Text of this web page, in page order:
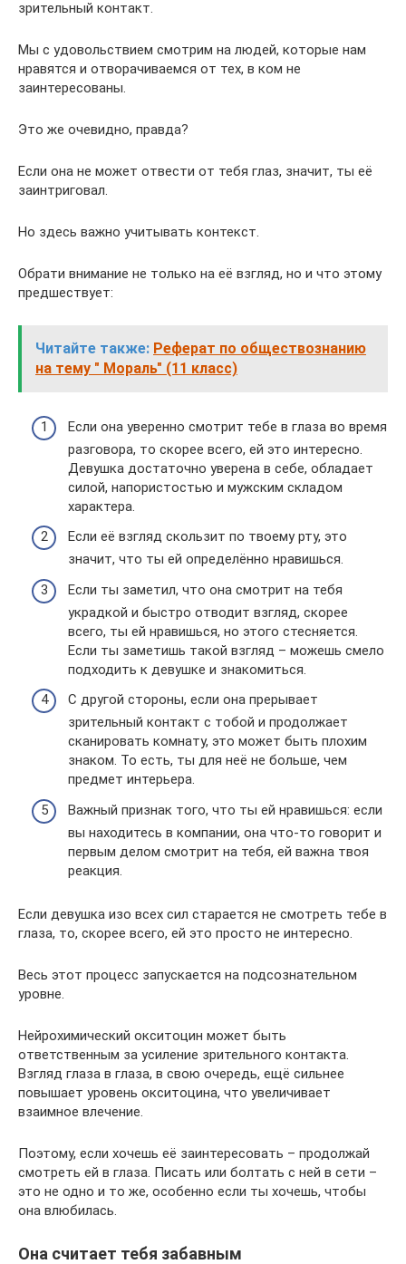
зрительный контакт.
Мы с удовольствием смотрим на людей, которые нам
нравятся и отворачиваемся от тех, в ком не
заинтересованы.
Это же очевидно, правда?
Если она не может отвести от тебя глаз, значит, ты её
заинтриговал.
Но здесь важно учитывать контекст.
Обрати внимание не только на её взгляд, но и что этому
предшествует:
Читайте также: Реферат по обществознанию
на тему " Мораль" (11 класс)
Если она уверенно смотрит тебе в глаза во время
разговора, то скорее всего, ей это интересно.
Девушка достаточно уверена в себе, обладает
силой, напористостью и мужским складом
характера.
Если её взгляд скользит по твоему рту, это
значит, что ты ей определённо нравишься.
Если ты заметил, что она смотрит на тебя
украдкой и быстро отводит взгляд, скорее
всего, ты ей нравишься, но этого стесняется.
Если ты заметишь такой взгляд – можешь смело
подходить к девушке и знакомиться.
С другой стороны, если она прерывает
зрительный контакт с тобой и продолжает
сканировать комнату, это может быть плохим
знаком. То есть, ты для неё не больше, чем
предмет интерьера.
Важный признак того, что ты ей нравишься: если
вы находитесь в компании, она что-то говорит и
первым делом смотрит на тебя, ей важна твоя
реакция.
Если девушка изо всех сил старается не смотреть тебе в
глаза, то, скорее всего, ей это просто не интересно.
Весь этот процесс запускается на подсознательном
уровне.
Нейрохимический окситоцин может быть
ответственным за усиление зрительного контакта.
Взгляд глаза в глаза, в свою очередь, ещё сильнее
повышает уровень окситоцина, что увеличивает
взаимное влечение.
Поэтому, если хочешь её заинтересовать – продолжай
смотреть ей в глаза. Писать или болтать с ней в сети –
это не одно и то же, особенно если ты хочешь, чтобы
она влюбилась.
Она считает тебя забавным